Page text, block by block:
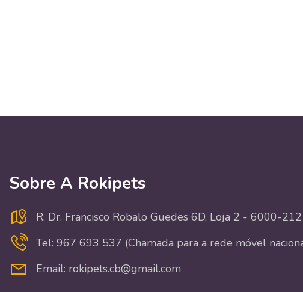
Sobre A Rokipets
R. Dr. Francisco Robalo Guedes 6D, Loja 2 - 6000-
Tel: 967 693 537 (Chamada para a rede móvel
Email: rokipets.cb@gmail.com